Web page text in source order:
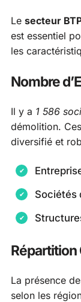
Le secteur
est essentiel
les
Nombre
Il y a 1 586
démolition.
diversifié et
Sociétés
La présence
selon les